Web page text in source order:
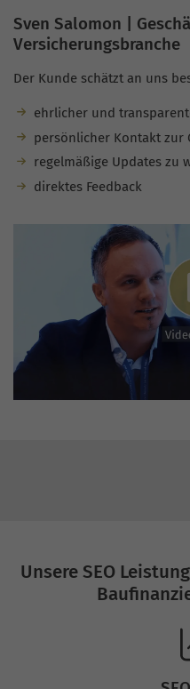
Sven Salomon |
Versicherungsbranche
Der Kunde schätzt an uns
ehrlicher und
persönlicher Kontakt zur
regelmäßige Updates zu
direktes Feedback
Unsere SEO